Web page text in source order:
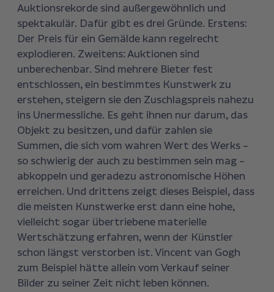
Auktionsrekorde sind außergewöhnlich und
spektakulär. Dafür gibt es drei Gründe. Erstens:
Der Preis für ein Gemälde kann regelrecht
explodieren. Zweitens: Auktionen sind
unberechenbar. Sind mehrere Bieter fest
entschlossen, ein bestimmtes Kunstwerk zu
erstehen, steigern sie den Zuschlagspreis nahezu
ins Unermessliche. Es geht ihnen nur darum, das
Objekt zu besitzen, und dafür zahlen sie
Summen, die sich vom wahren Wert des Werks –
so schwierig der auch zu bestimmen sein mag –
abkoppeln und geradezu astronomische Höhen
erreichen. Und drittens zeigt dieses Beispiel, dass
die meisten Kunstwerke erst dann eine hohe,
vielleicht sogar übertriebene materielle
Wertschätzung erfahren, wenn der Künstler
schon längst verstorben ist. Vincent van Gogh
zum Beispiel hätte allein vom Verkauf seiner
Bilder zu seiner Zeit nicht leben können.